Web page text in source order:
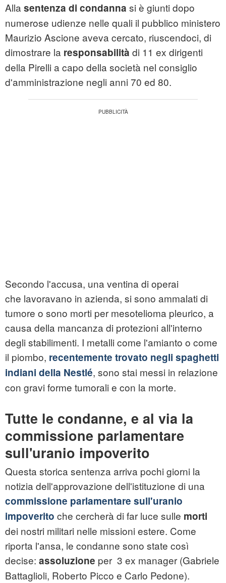
Alla sentenza di condanna si è giunti dopo
numerose udienze nelle quali il pubblico ministero
Maurizio Ascione aveva cercato, riuscendoci, di
dimostrare la responsabilità di 11 ex dirigenti
della Pirelli a capo della società nel consiglio
d'amministrazione negli anni 70 ed 80.
Secondo l'accusa, una ventina di operai
che lavoravano in azienda, si sono ammalati di
tumore o sono morti per mesotelioma pleurico, a
causa della mancanza di protezioni all'interno
degli stabilimenti. I metalli come l'amianto o come
il piombo, recentemente trovato negli spaghetti
indiani della Nestlé, sono stai messi in relazione
con gravi forme tumorali e con la morte.
Tutte le condanne, e al via la
commissione parlamentare
sull'uranio impoverito
Questa storica sentenza arriva pochi giorni la
notizia dell'approvazione dell'istituzione di una
commissione parlamentare sull'uranio
impoverito che cercherà di far luce sulle morti
dei nostri militari nelle missioni estere. Come
riporta l'ansa, le condanne sono state così
decise: assoluzione per 3 ex manager (Gabriele
Battaglioli, Roberto Picco e Carlo Pedone).